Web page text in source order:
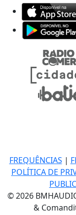
FREQUÊNCIAS |
POLÍTICA DE
© 2026
&